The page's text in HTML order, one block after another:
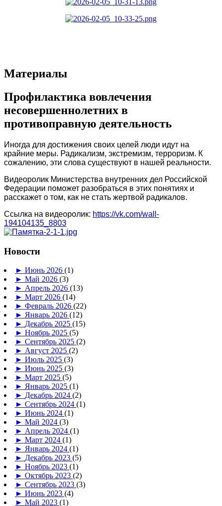
Материалы
Профилактика вовлечения
несовершеннолетних в
противоправную деятельность
Иногда для достижения своих целей люди идут на
крайние меры. Радикализм, экстремизм, терроризм. К
сожалению, эти слова существуют в нашей реальности.
Видеоролик Министерства внутренних дел Российской
Федерации поможет разобраться в этих понятиях и
расскажет о том, как не стать жертвой радикалов.
Ссылка на видеоролик: https://vk.com/wall-
194104135_8803
Новости
► Июнь 2026 (1)
► Май 2026 (3)
► Апрель 2026 (13)
► Март 2026 (14)
► Февраль 2026 (22)
► Январь 2026 (12)
► Декабрь 2025 (15)
► Ноябрь 2025 (5)
► Сентябрь 2025 (2)
► Август 2025 (2)
► Июль 2025 (3)
► Июнь 2025 (3)
► Март 2025 (5)
► Январь 2025 (1)
► Декабрь 2024 (2)
► Сентябрь 2024 (1)
► Июнь 2024 (1)
► Май 2024 (3)
► Апрель 2024 (1)
► Март 2024 (1)
► Январь 2024 (1)
► Декабрь 2023 (5)
► Ноябрь 2023 (1)
► Октябрь 2023 (2)
► Сентябрь 2023 (3)
► Июнь 2023 (4)
► Май 2023 (1)